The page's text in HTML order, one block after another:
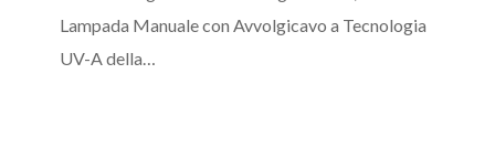
Lampada Manuale con Avvolgicavo a Tecnologia
UV-A della…